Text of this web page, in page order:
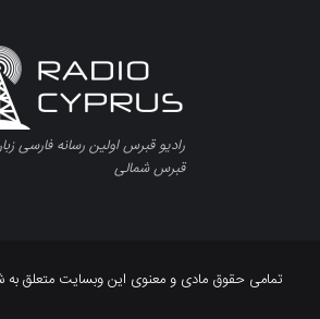
رادیو قبرس اولین رسانه فارسی
قبرس شمالی
تمامی حقوق مادی و معنوی این وبسایت متعلق به